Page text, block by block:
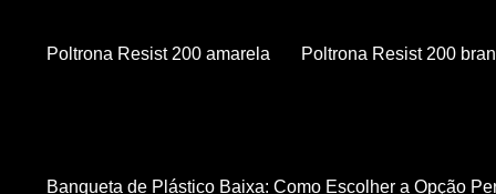
Poltrona Resist 200 amarela Poltrona Resist 200
Banqueta de Plástico Baixa: Como Escolher a Opção